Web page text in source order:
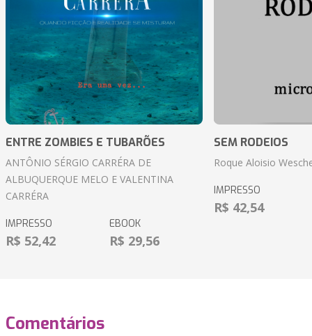
ENTRE ZOMBIES E TUBARÕES
ANTÔNIO SÉRGIO CARRÉRA DE
ALBUQUERQUE MELO E VALENTINA
CARRÉRA
IMPRESSO
R$ 52,42
EBOOK
R$ 29,56
SEM RODEIOS
Roque Aloisio
IMPRESSO
R$ 42,54
Comentários